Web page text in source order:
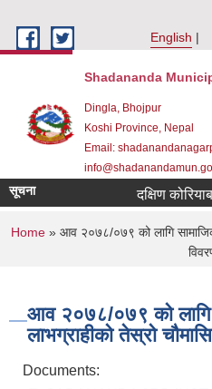
English
Shadananda
Dingla, Bhojpur
Koshi Province, Nepal
Email:
सूचना दक्षिण
You are here
Home» आव २०७८/०७९ को लागि सामाजिक
आव २०७८/०७९ को लागि
लाभग्राहीको तेस्रो
Documents: